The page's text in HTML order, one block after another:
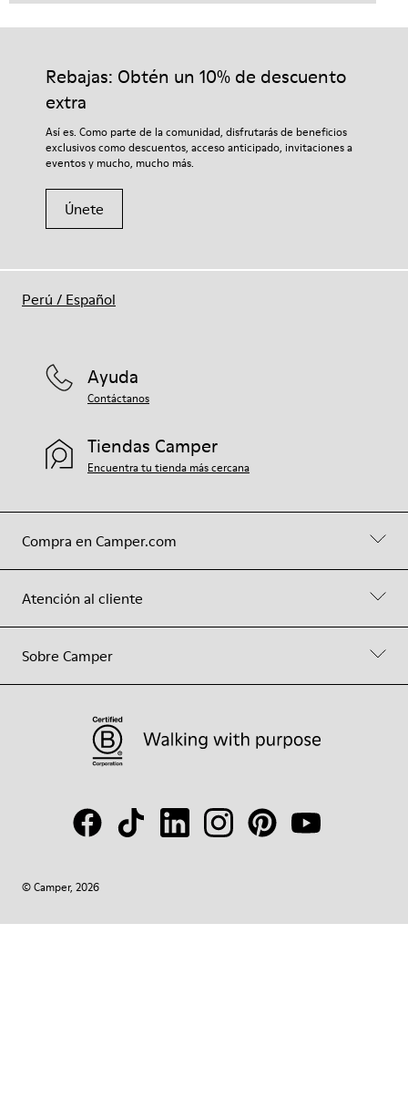
Rebajas: Obtén un 10% de descuento
extra
Así es. Como parte de la comunidad, disfrutarás de beneficios
exclusivos como descuentos, acceso anticipado, invitaciones a
eventos y mucho, mucho más.
Únete
Compra en Camper.com
Atención al cliente
Sobre Camper
Ayuda
Contáctanos
Tiendas Camper
Encuentra tu tienda más cercana
© Camper, 2026
Perú / Español